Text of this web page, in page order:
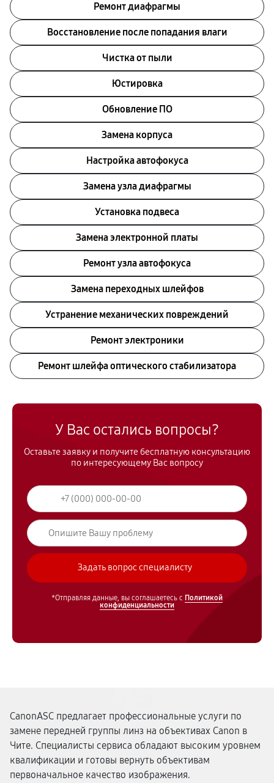
Ремонт диафрагмы
Восстановление после попадания влаги
Чистка от пыли
Юстировка
Обновление ПО
Замена корпуса
Настройка автофокуса
Замена узла диафрагмы
Установка подвеса
Замена электронной платы
Ремонт узла автофокуса
Замена переходных шлейфов
Устранение механических повреждений
Ремонт электроники
Ремонт шлейфа оптического стабилизатора
У Вас остались вопросы?
Оставьте заявку и получите бесплатную консультацию
по интересующему Вас вопросу
*Отправляя данные, вы соглашаетесь с Политикой
конфиденциальности
CanonASC предлагает профессиональные услуги по
замене передней группы линз на объективах Canon в
Чите. Специалисты сервиса обладают высоким уровнем
квалификации и готовы вернуть объективам
первоначальное качество изображения.